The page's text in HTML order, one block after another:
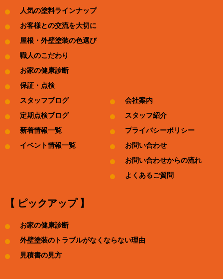
人気の塗料ラインナップ
お客様との交流を大切に
屋根・外壁塗装の色選び
職人のこだわり
お家の健康診断
保証・点検
スタッフブログ
定期点検ブログ
新着情報一覧
イベント情報一覧
会社案内
スタッフ紹介
プライバシーポリシー
お問い合わせ
お問い合わせからの流れ
よくあるご質問
【 ピックアップ 】
お家の健康診断
外壁塗装のトラブルがなくならない理由
見積書の見方